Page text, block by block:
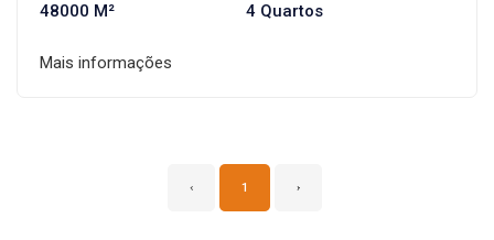
48000 M² 4 Quartos
Mais informações
‹ 1 ›